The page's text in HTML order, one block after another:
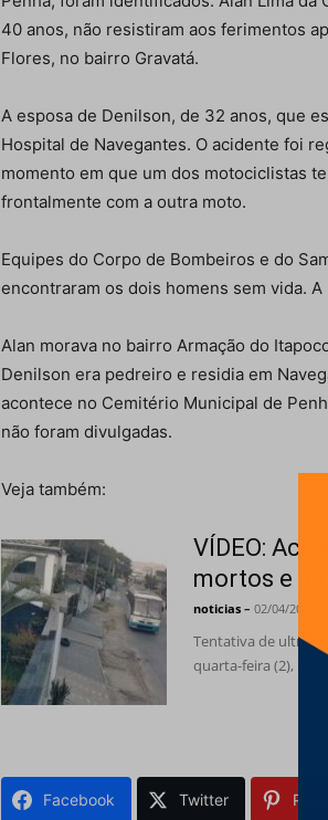
40 anos, não resistiram aos ferimentos
Flores, no bairro Gravatá.
A esposa de Denilson, de 32 anos, que
Hospital de Navegantes. O acidente foi
momento em que um dos motociclistas
frontalmente com a outra moto.
Equipes do Corpo de Bombeiros e do
encontraram os dois homens sem vida.
Alan morava no bairro Armação do
Denilson era pedreiro e residia em
acontece no Cemitério Municipal de
não foram divulgadas.
Veja também:
VÍDEO:
mortos e
noticias – 02/04/2025
Tentativa de
quarta-feira (2), por
Facebook Twitter